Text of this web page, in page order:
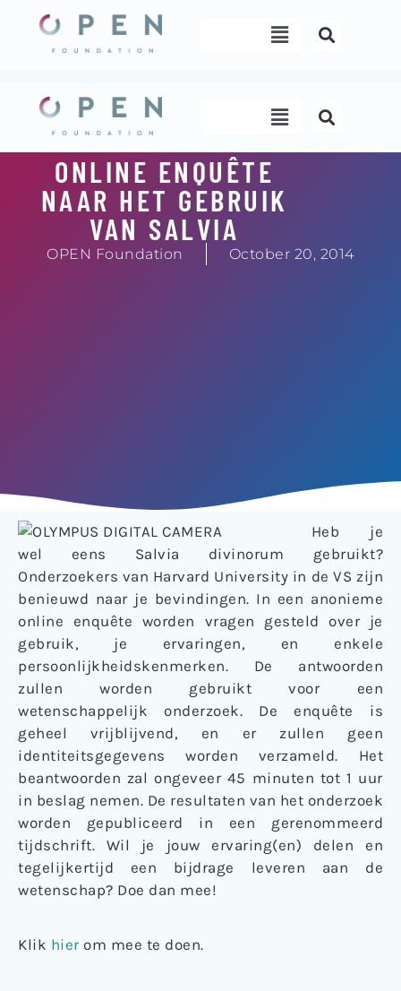
content
Menu
Menu
ONLINE ENQUÊTE
NAAR HET GEBRUIK
VAN SALVIA
OPEN Foundation October 20, 2014
Heb je
wel eens Salvia divinorum gebruikt?
Onderzoekers van Harvard University in de VS zijn
benieuwd naar je bevindingen. In een anonieme
online enquête worden vragen gesteld over je
gebruik, je ervaringen, en enkele
persoonlijkheidskenmerken. De antwoorden
zullen worden gebruikt voor een
wetenschappelijk onderzoek. De enquête is
geheel vrijblijvend, en er zullen geen
identiteitsgegevens worden verzameld. Het
beantwoorden zal ongeveer 45 minuten tot 1 uur
in beslag nemen. De resultaten van het onderzoek
worden gepubliceerd in een gerenommeerd
tijdschrift. Wil je jouw ervaring(en) delen en
tegelijkertijd een bijdrage leveren aan de
wetenschap? Doe dan mee!
Klik hier om mee te doen.